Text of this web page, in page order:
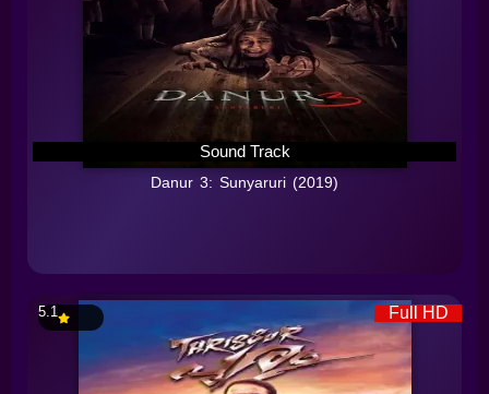
Sound Track
Danur 3: Sunyaruri (2019)
Full HD
5.1